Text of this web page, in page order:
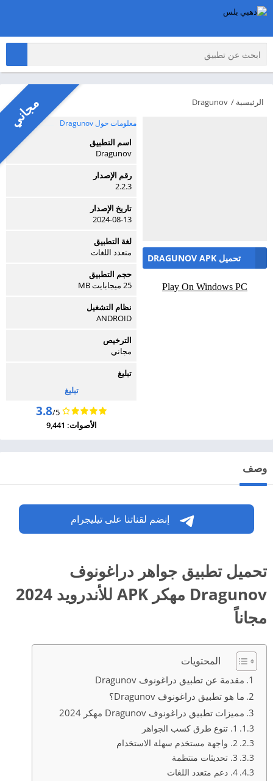
الرئيسية /
Dragunov
تحميل DRAGUNOV APK
Play On Windows PC
معلومات حول Dragunov
اسم التطبيق
Dragunov
رقم الإصدار
2.2.3
تاريخ الإصدار
2024-08-13
لغة التطبيق
متعدد اللغات
حجم التطبيق
25 ميجابايت MB
نظام التشغيل
ANDROID
الترخيص
مجاني
تبليغ
تبليغ
3.8/5
الأصوات: 9,441
مجاني
وصف
إنضم لقناتنا على تيليجرام
تحميل تطبيق جواهر دراغونوف
Dragunov مهكر APK للأندرويد 2024
مجاناً
المحتويات
مقدمة عن تطبيق دراغونوف Dragunov
ما هو تطبيق دراغونوف Dragunov؟
مميزات تطبيق دراغونوف Dragunov مهكر 2024
1. تنوع طرق كسب الجواهر
2. واجهة مستخدم سهلة الاستخدام
3. تحديثات منتظمة
4. دعم متعدد اللغات